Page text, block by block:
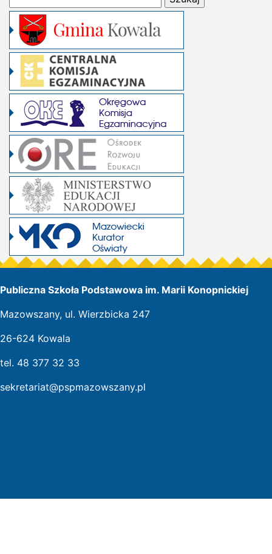
Publiczna Szkoła Podstawowa im. Marii Konopnickiej
Mazowszany, ul. Wierzbicka 247
26-624 Kowala
tel. 48 377 32 33
sekretariat@pspmazowszany.pl